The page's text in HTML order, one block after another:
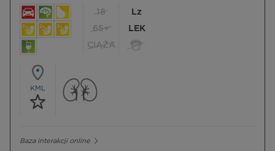
18
65+
CIĄŻA
Lz
LEK
KML
Baza interakcji online